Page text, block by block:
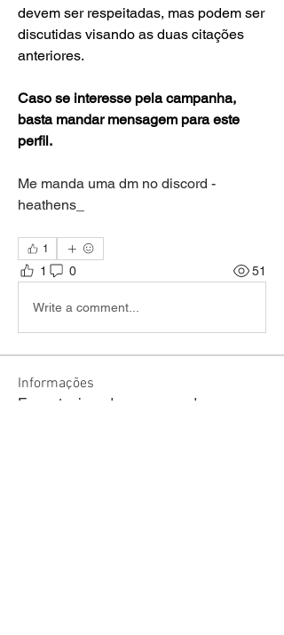
devem ser respeitadas, mas podem ser
discutidas visando as duas citações
anteriores.
Caso se interesse pela campanha,
basta mandar mensagem para este
perfil.
Me manda uma dm no discord -
heathens_
1
1 0 51
Write a comment...
Informações
Encontre jogadores e narradores e